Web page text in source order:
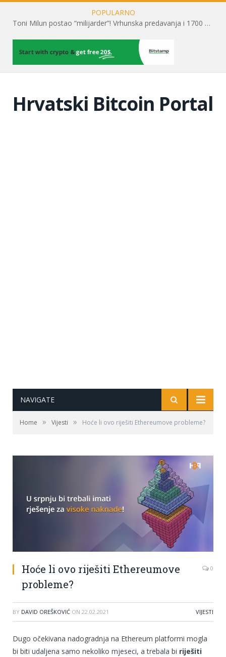
POPULARNO
Toni Milun postao “milijarder”! Vrhunska predavanja i 1700 posjetitelja obilježili su mjesec financijske pismenosti
Hrvatski Bitcoin Portal
NAVIGATE
Home » Vijesti » Hoće li ovo riješiti Ethereumove probleme?
Hoće li ovo riješiti Ethereumove
probleme?
0
BY DAVID OREŠKOVIĆ ON 22.02.2021 VIJESTI
Dugo očekivana nadogradnja na Ethereum platformi mogla
bi biti udaljena samo nekoliko mjeseci, a trebala bi riješiti